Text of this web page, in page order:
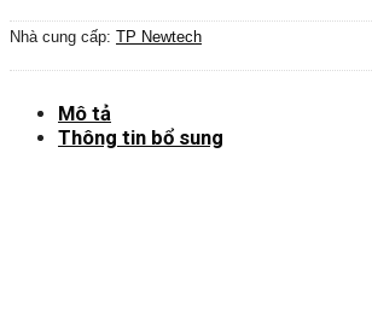
Nhà cung cấp: TP Newtech
Mô tả
Thông tin bổ sung